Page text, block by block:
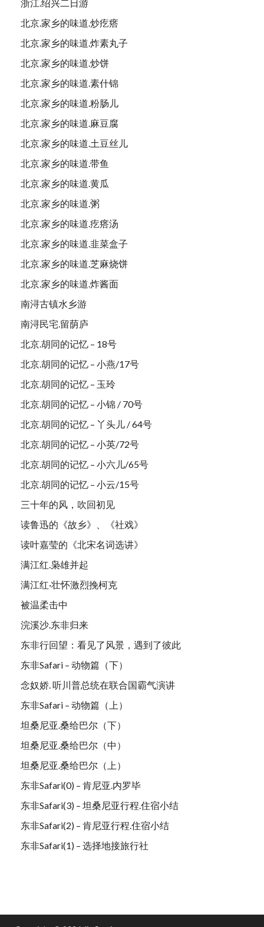
浙江.绍兴二日游
北京.家乡的味道.炒疙瘩
北京.家乡的味道.炸素丸子
北京.家乡的味道.炒饼
北京.家乡的味道.素什锦
北京.家乡的味道.粉肠儿
北京.家乡的味道.麻豆腐
北京.家乡的味道.土豆丝儿
北京.家乡的味道.带鱼
北京.家乡的味道.黄瓜
北京.家乡的味道.粥
北京.家乡的味道.疙瘩汤
北京.家乡的味道.韭菜盒子
北京.家乡的味道.芝麻烧饼
北京.家乡的味道.炸酱面
南浔古镇水乡游
南浔民宅.留荫庐
北京.胡同的记忆 – 18号
北京.胡同的记忆 – 小燕/17号
北京.胡同的记忆 – 玉玲
北京.胡同的记忆 – 小锦 / 70号
北京.胡同的记忆 – 丫头儿 / 64号
北京.胡同的记忆 – 小英/72号
北京.胡同的记忆 – 小六儿/65号
北京.胡同的记忆 – 小云/15号
三十年的风，吹回初见
读鲁迅的《故乡》、《社戏》
读叶嘉莹的《北宋名词选讲》
满江红.枭雄并起
满江红·壮怀激烈挽柯克
被温柔击中
浣溪沙.东非归来
东非行回望：看见了风景，遇到了彼此
东非Safari – 动物篇（下）
念奴娇. 听川普总统在联合国霸气演讲
东非Safari – 动物篇（上）
坦桑尼亚.桑给巴尔（下）
坦桑尼亚.桑给巴尔（中）
坦桑尼亚.桑给巴尔（上）
东非Safari(0) – 肯尼亚.内罗毕
东非Safari(3) – 坦桑尼亚行程.住宿小结
东非Safari(2) – 肯尼亚行程.住宿小结
东非Safari(1) – 选择地接旅行社